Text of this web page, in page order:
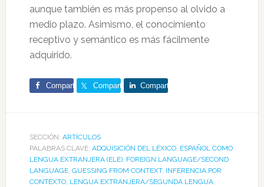
aunque también es más propenso al olvido a
medio plazo. Asimismo, el conocimiento
receptivo y semántico es más fácilmente
adquirido.
Comparte Comparte Comparte
SECCIÓN: ARTÍCULOS
PALABRAS CLAVE: ADQUISICIÓN DEL LÉXICO, ESPAÑOL COMO
LENGUA EXTRANJERA (ELE), FOREIGN LANGUAGE/SECOND
LANGUAGE, GUESSING FROM CONTEXT, INFERENCIA POR
CONTEXTO, LENGUA EXTRANJERA/SEGUNDA LENGUA,